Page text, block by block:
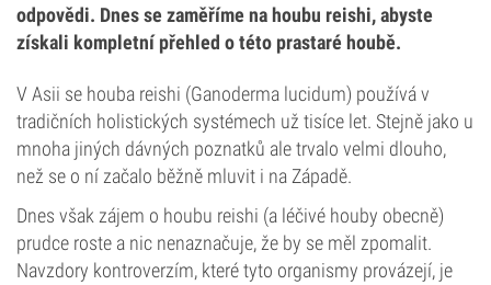
odpovědi. Dnes se zaměříme na houbu reishi, abyste
získali kompletní přehled o této prastaré houbě.
V Asii se houba reishi (Ganoderma lucidum) používá v
tradičních holistických systémech už tisíce let. Stejně jako u
mnoha jiných dávných poznatků ale trvalo velmi dlouho,
než se o ní začalo běžně mluvit i na Západě.
Dnes však zájem o houbu reishi (a léčivé houby obecně)
prudce roste a nic nenaznačuje, že by se měl zpomalit.
Navzdory kontroverzím, které tyto organismy provázejí, je